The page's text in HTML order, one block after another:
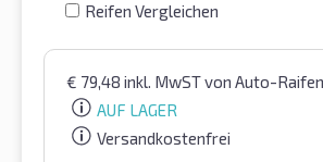
Reifen Vergleichen
€ 79,48 inkl. MwSTvon Auto-
AUF LAGER
Versandkostenfrei